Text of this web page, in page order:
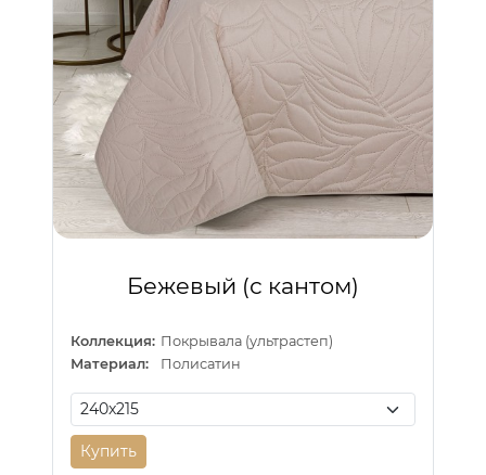
Бежевый (с кантом)
Коллекция: Покрывала (ультрастеп)
Материал:
Полисатин
Купить